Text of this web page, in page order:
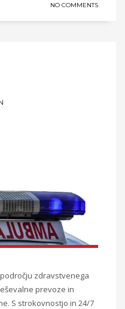
NO COMMENTS
zdravstvenega
prevoze in
S strokovnostjo in 24/7